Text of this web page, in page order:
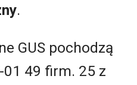
.
GUS pochodzą
49 firm. 25 z